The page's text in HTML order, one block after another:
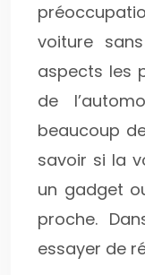
voiture
aspects les
de
beaucoup
savoir si la
un gadget
proche.
essayer de